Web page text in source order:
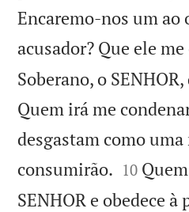
Encaremo-nos um ao
acusador? Que ele
Soberano, o
Quem irá me
desgastam como
consumirão. 

10
SENHOR e obedece à